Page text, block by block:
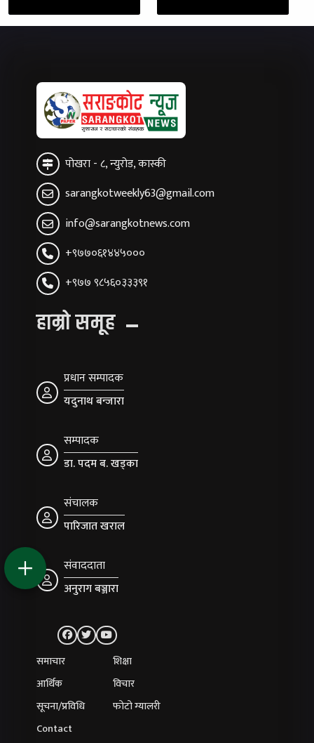
पोखरा - ८, न्युरोड, कास्की
sarangkotweekly63@gmail.com
info@sarangkotnews.com
+९७७०६१४४५०००
+९७७ ९८५६०३३३९१
हाम्रो समूह
प्रधान सम्पादक
यदुनाथ बन्जारा
सम्पादक
डा. पदम ब. खड्का
संचालक
पारिजात खराल
संवाददाता
अनुराग बञ्जारा
समाचार
शिक्षा
आर्थिक
विचार
सूचना/प्रविधि
फोटो ग्यालरी
Contact